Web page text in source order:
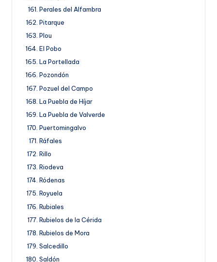
Perales del Alfambra
Pitarque
Plou
El Pobo
La Portellada
Pozondón
Pozuel del Campo
La Puebla de Híjar
La Puebla de Valverde
Puertomingalvo
Ráfales
Rillo
Riodeva
Ródenas
Royuela
Rubiales
Rubielos de la Cérida
Rubielos de Mora
Salcedillo
Saldón